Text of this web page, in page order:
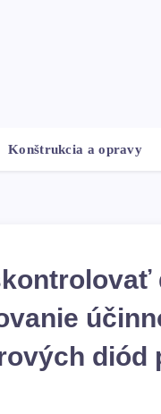
Konštrukcia a opravy
diód